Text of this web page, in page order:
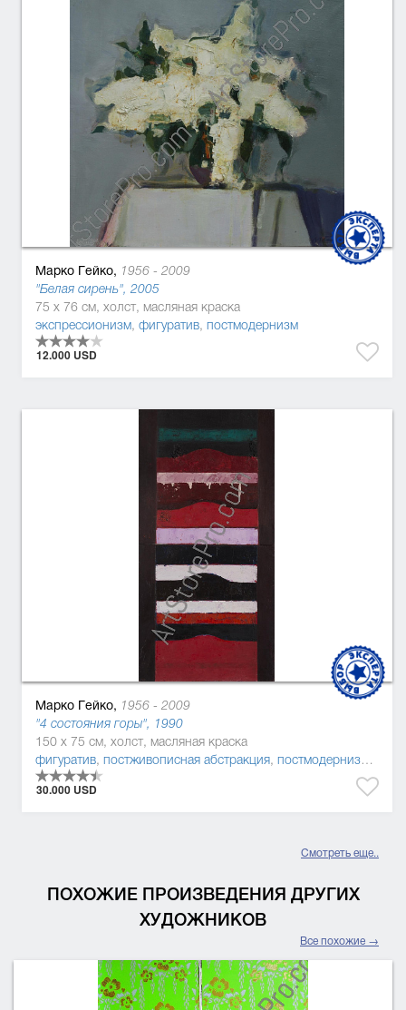
Марко Гейко, 1956 - 2009
"Белая сирень", 2005
75 x 76 см, холст, масляная краска
экспрессионизм, фигуратив, постмодернизм
12.000 USD
Марко Гейко, 1956 - 2009
"4 состояния горы", 1990
150 x 75 см, холст, масляная краска
фигуратив, постживописная абстракция, постмодернизм ,
30.000 USD
Смотреть еще..
ПОХОЖИЕ ПРОИЗВЕДЕНИЯ ДРУГИХ
ХУДОЖНИКОВ
Все похожие →